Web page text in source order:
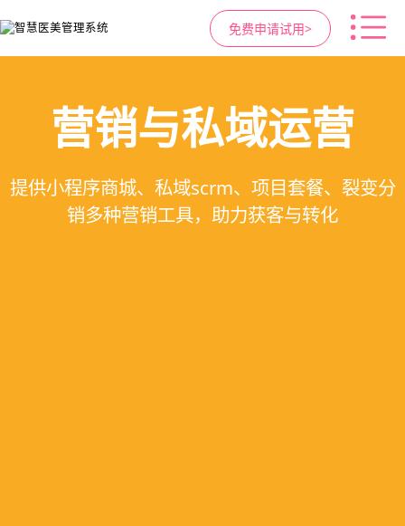
免费申请试用>
医疗资源调度管理
支持电子病历、医生排班、手术室管理、智能预
约分配，科学安排医疗资源
高净值客户价值挖掘
支持客户分级管理、消费轨迹追踪、个性化方案
定制、实现客户长期价值挖掘
营销与私域运营
提供小程序商城、私域scrm、项目套餐、裂变分
销多种营销工具，助力获客与转化
智慧医美管理系统
一站式解决医美机构预约、咨询、手术安排、会
员管理、财务核算全流程管理